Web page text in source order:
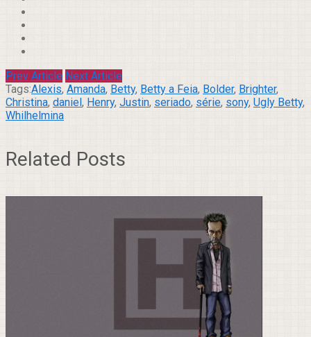
Prev Article Next Article
Tags:Alexis, Amanda, Betty, Betty a Feia, Bolder, Brighter,
Christina, daniel, Henry, Justin, seriado, série, sony, Ugly Betty,
Whilhelmina
Related Posts